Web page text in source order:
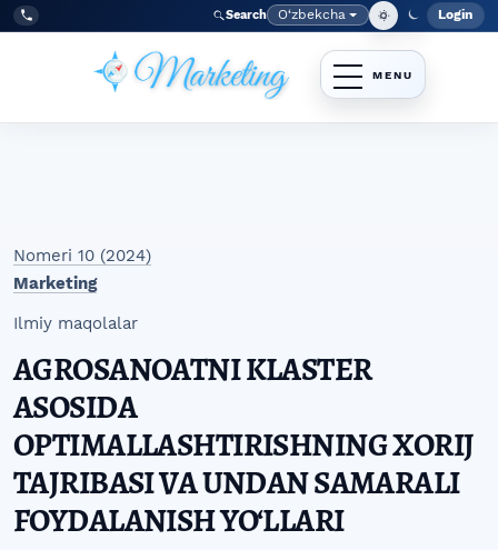
Skip to main navigation menu
Skip to main content
Skip to site footer
Tel:
+998977838464 Search Language
O‘zbekcha Login
Nomeri 10 (2024)
Marketing
Ilmiy maqolalar
AGROSANOATNI KLASTER
ASOSIDA
OPTIMALLASHTIRISHNING XORIJ
TAJRIBASI VA UNDAN SAMARALI
FOYDALANISH YO‘LLARI